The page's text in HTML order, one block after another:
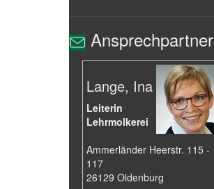
Ansprechpartner
Lange, Ina
Leiterin
Lehrmolkerei
Ammerländer Heerstr. 115 -
117
26129 Oldenburg